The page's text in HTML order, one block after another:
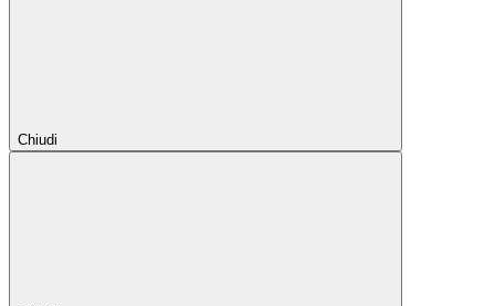
Chiudi